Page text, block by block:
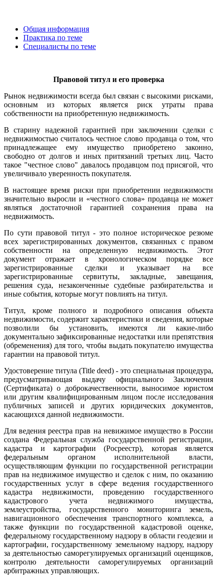
Общая информация
Практика по теме
Специалисты по теме
Правовой титул и его проверка
Рынок недвижимости всегда был связан с высокими рисками,
основным из которых является риск утраты права
собственности на приобретенную недвижимость.
В старину надежной гарантией при заключении сделки с
недвижимостью считалось честное слово продавца о том, что
принадлежащее ему имущество приобретено законно,
свободно от долгов и иных притязаний третьих лиц. Часто
такое "честное слово" давалось продавцом под присягой, что
увеличивало уверенность покупателя.
В настоящее время риски при приобретении недвижимости
значительно выросли и «честного слова» продавца не может
являться достаточной гарантией сохранения права на
недвижимость.
По сути правовой титул - это полное историческое резюме
всех зарегистрированных документов, связанных с правом
собственности на определенную недвижимость. Этот
документ отражает в хронологическом порядке все
зарегистрированные сделки и указывает на все
зарегистрированные сервитуты, закладные, завещания,
решения суда, незаконченные судебные разбирательства и
иные события, которые могут повлиять на титул.
Титул, кроме полного и подробного описания объекта
недвижимости, содержит характеристики и сведения, которые
позволили бы установить, имеются ли какие-либо
документально зафиксированные недостатки или препятствия
(обременения) для того, чтобы выдать покупателю имущества
гарантии на правовой титул.
Удостоверение титула (Title deed) - это специальная процедура,
предусматривающая выдачу официального Заключения
(Сертификата) о доброкачественности, выносимое юристом
или другим квалифицированным лицом после исследования
публичных записей и других юридических документов,
касающихся данной недвижимости.
Для ведения реестра прав на невижимое имущество в России
создана Федеральная служба государственной регистрации,
кадастра и картографии (Росреестр), которая является
федеральным органом исполнительной власти,
осуществляющим функции по государственной регистрации
прав на недвижимое имущество и сделок с ним, по оказанию
государственных услуг в сфере ведения государственного
кадастра недвижимости, проведению государственного
кадастрового учета недвижимого имущества,
землеустройства, государственного мониторинга земель,
навигационного обеспечения транспортного комплекса, а
также функции по государственной кадастровой оценке,
федеральному государственному надзору в области геодезии и
картографии, государственному земельному надзору, надзору
за деятельностью саморегулируемых организаций оценщиков,
контролю деятельности саморегулируемых организаций
арбитражных управляющих.